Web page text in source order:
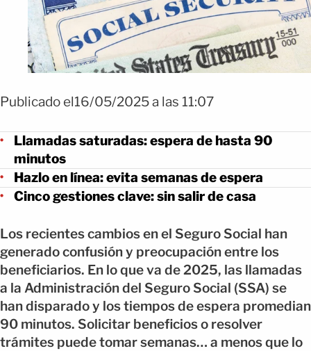
Publicado el16/05/2025 a las 11:07
Llamadas saturadas: espera de hasta 90
minutos
Hazlo en línea: evita semanas de espera
Cinco gestiones clave: sin salir de casa
Los recientes cambios en el Seguro Social han
generado confusión y preocupación entre los
beneficiarios. En lo que va de 2025, las llamadas
a la Administración del Seguro Social (SSA) se
han disparado y los tiempos de espera promedian
90 minutos. Solicitar beneficios o resolver
trámites puede tomar semanas… a menos que lo